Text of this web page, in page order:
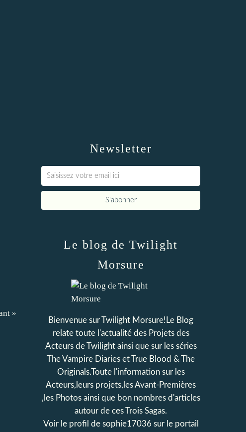
»
Newsletter
Le blog de Twilight
Morsure
Bienvenue sur Twilight Morsure!Le Blog
relate toute l'actualité des Projets des
Acteurs de Twilight ainsi que sur les séries
The Vampire Diaries et True Blood & The
Originals.Toute l'information sur les
Acteurs,leurs projets,les Avant-Premières
,les Photos ainsi que bon nombres d'articles
autour de ces Trois Sagas.
Voir le profil de sophie17036 sur le portail